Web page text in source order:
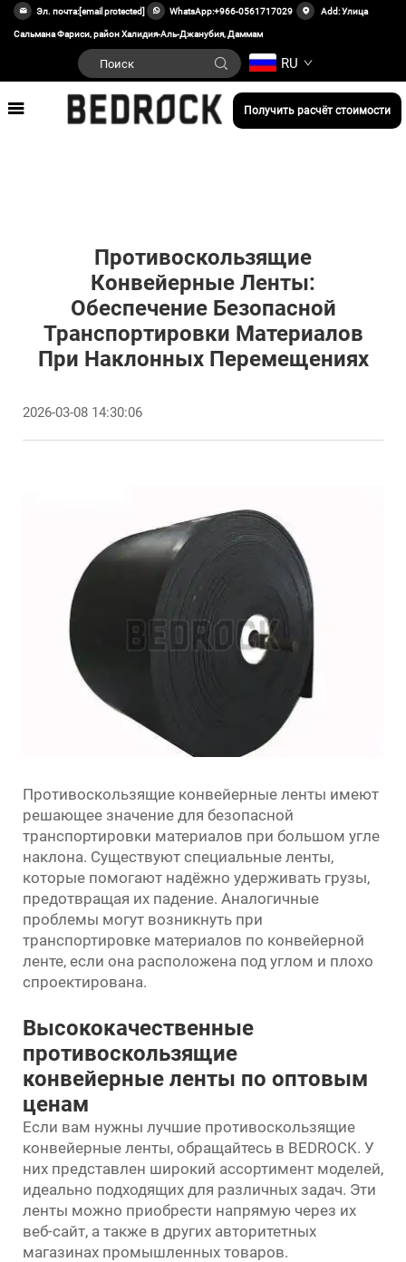
Эл. почта:[email protected] WhatsApp:+966-0561717029 Add: Улица
Сальмана Фариси, район Халидия-Аль-Джанубия, Даммам
RU
Получить расчёт стоимости
Противоскользящие
Конвейерные Ленты:
Обеспечение Безопасной
Транспортировки Материалов
При Наклонных Перемещениях
2026-03-08 14:30:06
Противоскользящие конвейерные ленты имеют
решающее значение для безопасной
транспортировки материалов при большом угле
наклона. Существуют специальные ленты,
которые помогают надёжно удерживать грузы,
предотвращая их падение. Аналогичные
проблемы могут возникнуть при
транспортировке материалов по конвейерной
ленте, если она расположена под углом и плохо
спроектирована.
Высококачественные
противоскользящие
конвейерные ленты по оптовым
ценам
Если вам нужны лучшие противоскользящие
конвейерные ленты, обращайтесь в BEDROCK. У
них представлен широкий ассортимент моделей,
идеально подходящих для различных задач. Эти
ленты можно приобрести напрямую через их
веб-сайт, а также в других авторитетных
магазинах промышленных товаров.